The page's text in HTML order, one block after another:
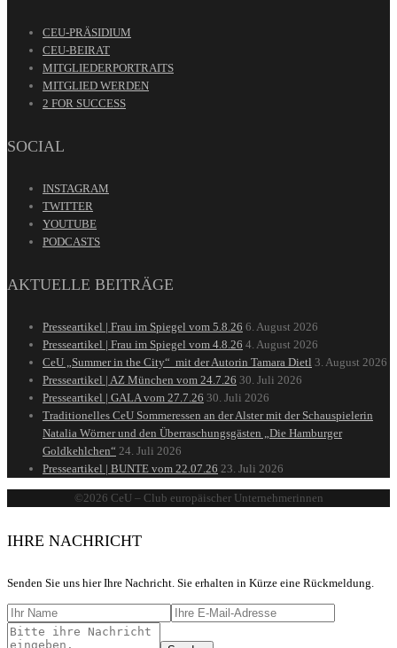
CEU-PRÄSIDIUM
CEU-BEIRAT
MITGLIEDERPORTRAITS
MITGLIED WERDEN
2 FOR SUCCESS
SOCIAL
INSTAGRAM
TWITTER
YOUTUBE
PODCASTS
AKTUELLE BEITRÄGE
Presseartikel | Frau im Spiegel vom 5.8.26 6. August 2026
Presseartikel | Frau im Spiegel vom 4.8.26 4. August 2026
CeU „Summer in the City“ mit der Autorin Tamara Dietl 3. August 2026
Presseartikel | AZ München vom 24.7.26 30. Juli 2026
Presseartikel | GALA vom 27.7.26 30. Juli 2026
Traditionelles CeU Sommeressen an der Alster mit der Schauspielerin
Natalia Wörner und den Überraschungsgästen „Die Hamburger
Goldkehlchen“ 24. Juli 2026
Presseartikel | BUNTE vom 22.07.26 23. Juli 2026
©2026 CeU – Club europäischer Unternehmerinnen
IHRE NACHRICHT
Senden Sie uns hier Ihre Nachricht. Sie erhalten in Kürze eine Rückmeldung.